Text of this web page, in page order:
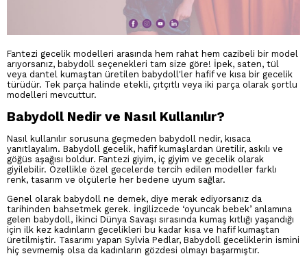
Fantezi gecelik modelleri arasında hem rahat hem cazibeli bir model
arıyorsanız, babydoll seçenekleri tam size göre! İpek, saten, tül
veya dantel kumaştan üretilen babydoll'ler hafif ve kısa bir gecelik
türüdür. Tek parça halinde etekli, çıtçıtlı veya iki parça olarak şortlu
modelleri mevcuttur.
Babydoll Nedir ve Nasıl Kullanılır?
Nasıl kullanılır sorusuna geçmeden babydoll nedir, kısaca
yanıtlayalım. Babydoll gecelik, hafif kumaşlardan üretilir, askılı ve
göğüs aşağısı boldur. Fantezi giyim, iç giyim ve gecelik olarak
giyilebilir. Özellikle özel gecelerde tercih edilen modeller farklı
renk, tasarım ve ölçülerle her bedene uyum sağlar.
Genel olarak babydoll ne demek, diye merak ediyorsanız da
tarihinden bahsetmek gerek. İngilizcede ‘oyuncak bebek’ anlamına
gelen babydoll, İkinci Dünya Savaşı sırasında kumaş kıtlığı yaşandığı
için ilk kez kadınların gecelikleri bu kadar kısa ve hafif kumaştan
üretilmiştir. Tasarımı yapan Sylvia Pedlar, Babydoll geceliklerin ismini
hiç sevmemiş olsa da kadınların gözdesi olmayı başarmıştır.